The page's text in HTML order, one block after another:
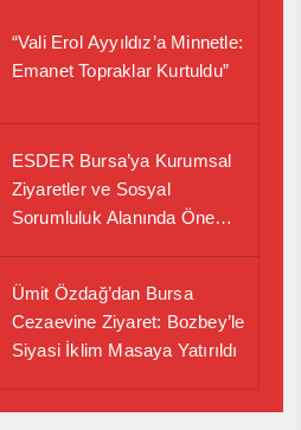
“Vali Erol Ayyıldız’a Minnetle:
Emanet Topraklar Kurtuldu”
ESDER Bursa’ya Kurumsal
Ziyaretler ve Sosyal
Sorumluluk Alanında Önemli
Ümit Özdağ’dan Bursa
Cezaevine Ziyaret: Bozbey’le
Siyasi İklim Masaya Yatırıldı